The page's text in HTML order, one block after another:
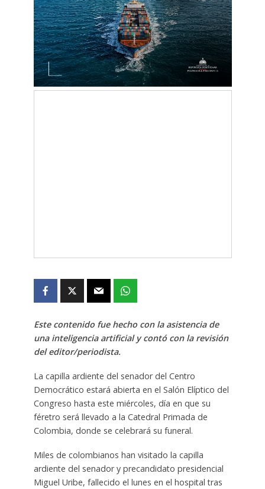
Este contenido fue hecho con la asistencia de
una inteligencia artificial y contó con la revisión
del editor/periodista.
La capilla ardiente del senador del Centro
Democrático estará abierta en el Salón Elíptico del
Congreso hasta este miércoles, día en que su
féretro será llevado a la Catedral Primada de
Colombia, donde se celebrará su funeral.
Miles de colombianos han visitado la capilla
ardiente del senador y precandidato presidencial
Miguel Uribe, fallecido el lunes en el hospital tras